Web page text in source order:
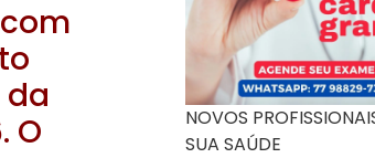
da
O
NOVOS
SUA SAÚDE